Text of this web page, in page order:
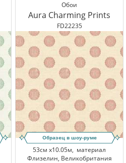
Обои
Aura Charming Prints
FD22235
Образец в шоу-руме
53см x10.05м, материал
Флизелин, Великобритания